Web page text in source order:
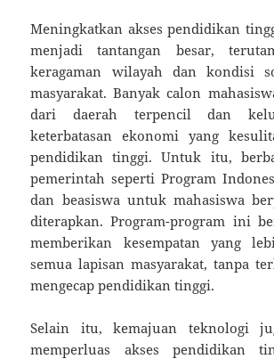
Meningkatkan akses pendidikan
menjadi tantangan besar,
keragaman wilayah dan kondisi
masyarakat. Banyak calon
dari daerah terpencil dan
keterbatasan ekonomi yang
pendidikan tinggi. Untuk itu,
pemerintah seperti Program
dan beasiswa untuk mahasiswa
diterapkan. Program-program ini
memberikan kesempatan yang
semua lapisan masyarakat, tanpa
mengecap pendidikan tinggi.
Selain itu, kemajuan teknologi
memperluas akses pendidikan